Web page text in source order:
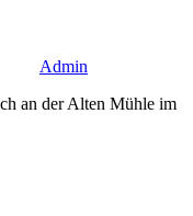
Admin
an der Alten Mühle im